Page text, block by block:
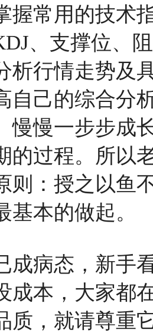
握常用的技术
、支撑位、
析行情走势及
自己的综合分
慢慢一步步成
的过程。所以
则：授之以鱼
基本的做起。
成病态，新手
成本，大家都
质，就请尊重